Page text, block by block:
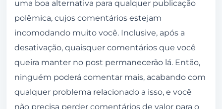
uma boa alternativa para qualquer publicação
polêmica, cujos comentários estejam
incomodando muito você. Inclusive, após a
desativação, quaisquer comentários que você
queira manter no post permanecerão lá. Então,
ninguém poderá comentar mais, acabando com
qualquer problema relacionado a isso, e você
não precisa perder comentários de valor para o